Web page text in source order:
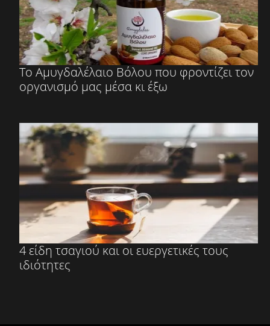
Το Αμυγδαλέλαιο Βόλου που φροντίζει τον
οργανισμό μας μέσα κι έξω
4 είδη τσαγιού και οι ευεργετικές τους
ιδιότητες